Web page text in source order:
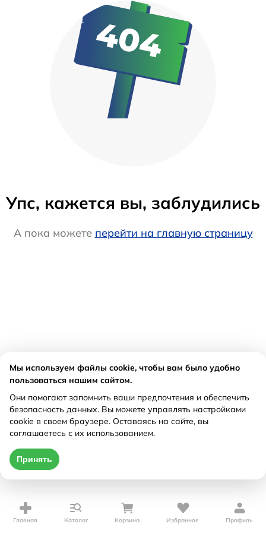
Упс, кажется вы, заблудились
А пока можете перейти на главную страницу
Главная Каталог Корзина Избранное Профиль
Мы используем файлы cookie, чтобы вам было удобно
пользоваться нашим сайтом.
Они помогают запомнить ваши предпочтения и обеспечить
безопасность данных. Вы можете управлять настройками
cookie в своем браузере. Оставаясь на сайте, вы
соглашаетесь с их использованием.
Принять